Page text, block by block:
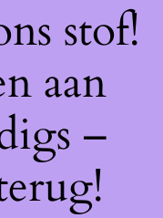
stof!
aan
–